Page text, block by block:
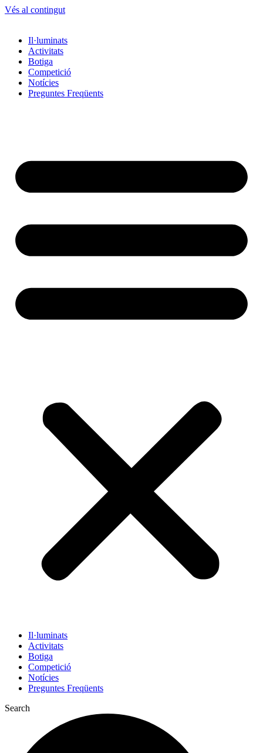
Vés al contingut
Il·luminats
Activitats
Botiga
Competició
Notícies
Preguntes Freqüents
Il·luminats
Activitats
Botiga
Competició
Notícies
Preguntes Freqüents
Search